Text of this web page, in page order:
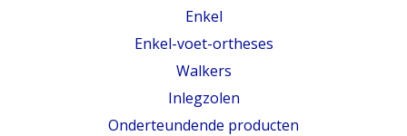
Enkel
Enkel-voet-ortheses
Walkers
Inlegzolen
Onderteundende producten